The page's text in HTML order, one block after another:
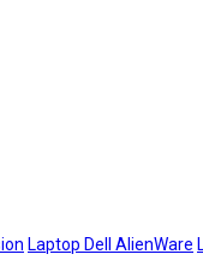
Laptop Dell AlienWare